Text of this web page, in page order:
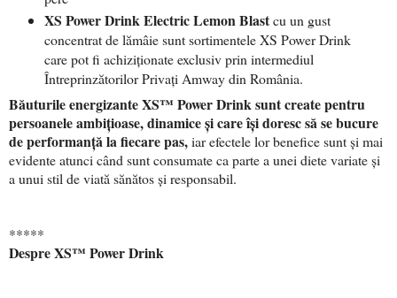
XS Power Drink Electric Lemon Blastcu un gust
concentrat de lămâie sunt sortimentele XS Power Drink
care pot fi achiziționate exclusiv prin intermediul
Întreprinzătorilor Privați Amway din România.
Băuturile energizante XS™ Power Drink sunt create pentru
persoanele ambițioase, dinamice și care își doresc să se bucure
de performanță la fiecare pas,iar efectele lor benefice sunt și mai
evidente atunci când sunt consumate ca parte a unei diete variate și
a unui stil de viată sănătos și responsabil.
*****
Despre XS™ Power Drink